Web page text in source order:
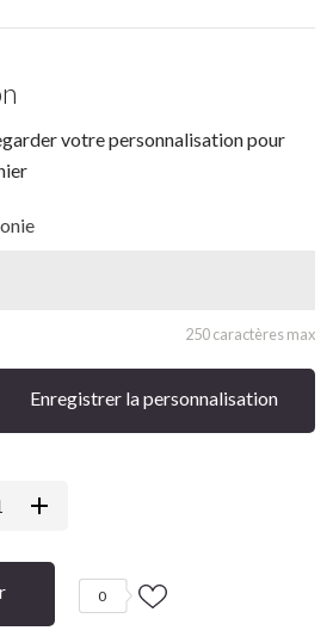
votre personnalisation pour
250 caractères max
Enregistrer la personnalisation
0